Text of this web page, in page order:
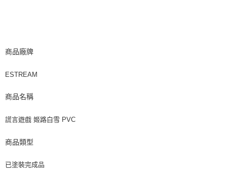
商品廠牌
ESTREAM
商品名稱
謊言遊戲 姬路白雪 PVC
商品類型
已塗裝完成品